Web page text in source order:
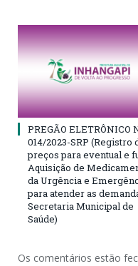
PREGÃO ELETRÔNICO
014/2023-SRP (Registro
preços para eventual e
Aquisição de
da Urgência e
para atender as
Secretaria Municipal de
Saúde)
Os comentários estão